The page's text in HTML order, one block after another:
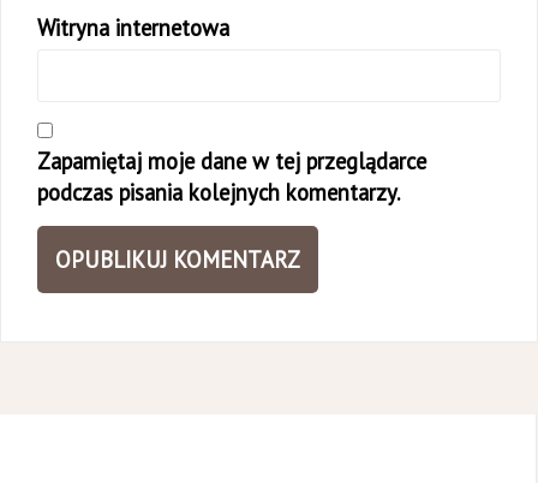
Witryna internetowa
Zapamiętaj moje dane w tej przeglądarce
podczas pisania kolejnych komentarzy.